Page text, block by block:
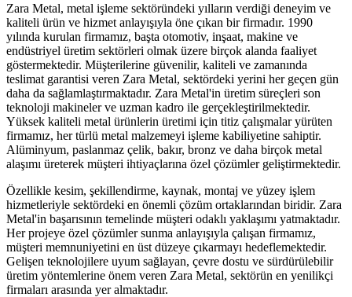
Zara Metal, metal işleme sektöründeki yılların verdiği deneyim ve
kaliteli ürün ve hizmet anlayışıyla öne çıkan bir firmadır. 1990
yılında kurulan firmamız, başta otomotiv, inşaat, makine ve
endüstriyel üretim sektörleri olmak üzere birçok alanda faaliyet
göstermektedir. Müşterilerine güvenilir, kaliteli ve zamanında
teslimat garantisi veren Zara Metal, sektördeki yerini her geçen gün
daha da sağlamlaştırmaktadır. Zara Metal'in üretim süreçleri son
teknoloji makineler ve uzman kadro ile gerçekleştirilmektedir.
Yüksek kaliteli metal ürünlerin üretimi için titiz çalışmalar yürüten
firmamız, her türlü metal malzemeyi işleme kabiliyetine sahiptir.
Alüminyum, paslanmaz çelik, bakır, bronz ve daha birçok metal
alaşımı üreterek müşteri ihtiyaçlarına özel çözümler geliştirmektedir.
Özellikle kesim, şekillendirme, kaynak, montaj ve yüzey işlem
hizmetleriyle sektördeki en önemli çözüm ortaklarından biridir. Zara
Metal'in başarısının temelinde müşteri odaklı yaklaşımı yatmaktadır.
Her projeye özel çözümler sunma anlayışıyla çalışan firmamız,
müşteri memnuniyetini en üst düzeye çıkarmayı hedeflemektedir.
Gelişen teknolojilere uyum sağlayan, çevre dostu ve sürdürülebilir
üretim yöntemlerine önem veren Zara Metal, sektörün en yenilikçi
firmaları arasında yer almaktadır.